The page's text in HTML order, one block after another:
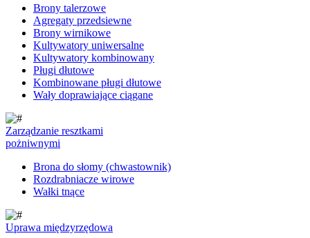
Brony talerzowe
Agregaty przedsiewne
Brony wirnikowe
Kultywatory uniwersalne
Kultywatory kombinowany
Pługi dłutowe
Kombinowane pługi dłutowe
Wały doprawiające ciągane
Zarządzanie resztkami
pożniwnymi
Brona do słomy (chwastownik)
Rozdrabniacze wirowe
Wałki tnące
Uprawa międzyrzędowa